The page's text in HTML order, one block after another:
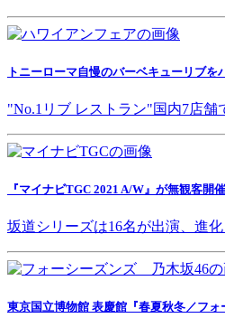
トニーローマ自慢のバーベキューリブを
"No.1リブ レストラン"国内7店舗
『マイナビTGC 2021 A/W』が無観客開
坂道シリーズは16名が出演、進
東京国立博物館 表慶館『春夏秋冬／フ